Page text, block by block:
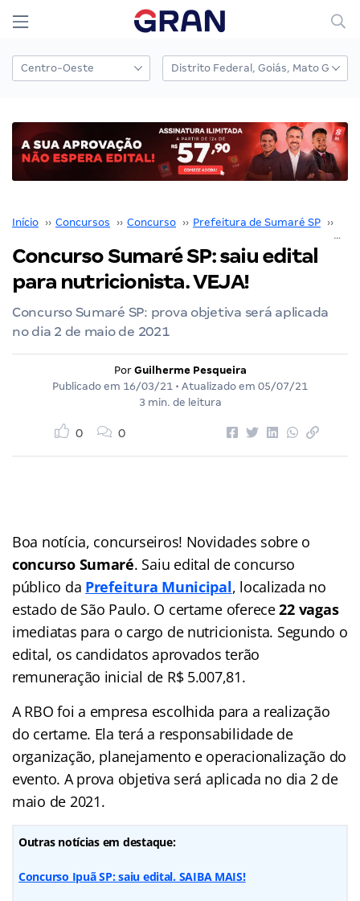
Início ›› Concursos ›› Concurso ›› Prefeitura de Sumaré SP ››
Concurso Sumaré SP: saiu edital
para nutricionista. VEJA!
Concurso Sumaré SP: prova objetiva será aplicada
no dia 2 de maio de 2021
Por Guilherme Pesqueira
Publicado em 16/03/21 • Atualizado em 05/07/21
3 min. de leitura
0 0
Boa notícia, concurseiros! Novidades sobre o
concurso Sumaré. Saiu edital de concurso
público da Prefeitura Municipal, localizada no
estado de São Paulo. O certame oferece22 vagas
imediatas para o cargo de nutricionista. Segundo o
edital, os candidatos aprovados terão
remuneração inicial de R$ 5.007,81.
A RBO foi a empresa escolhida para a realização
do certame. Ela terá a responsabilidade de
organização, planejamento e operacionalização do
evento. A prova objetiva será aplicada no dia 2 de
maio de 2021.
Outras notícias em destaque:
Concurso Ipuã SP: saiu edital. SAIBA MAIS!